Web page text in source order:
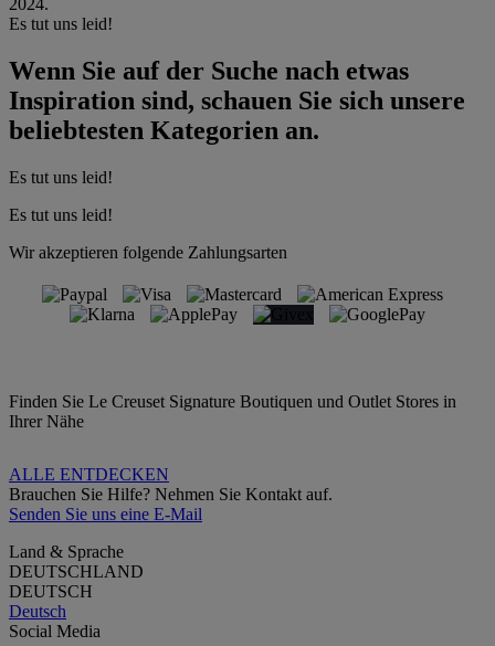
Es tut uns leid!
Wenn Sie auf der Suche nach etwas
Inspiration sind, schauen Sie sich unsere
beliebtesten Kategorien an.
Es tut uns leid!
Es tut uns leid!
Wir akzeptieren folgende Zahlungsarten
Finden Sie Le Creuset Signature Boutiquen und Outlet Stores in
Ihrer Nähe
ALLE ENTDECKEN
Brauchen Sie Hilfe? Nehmen Sie Kontakt auf.
Senden Sie uns eine E-Mail
Land & Sprache
DEUTSCHLAND
DEUTSCH
Deutsch
Social Media